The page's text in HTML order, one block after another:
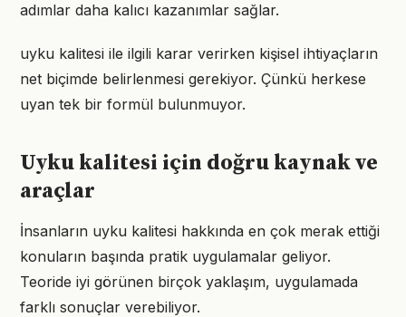
adımlar daha kalıcı kazanımlar sağlar.
uyku kalitesi ile ilgili karar verirken kişisel ihtiyaçların
net biçimde belirlenmesi gerekiyor. Çünkü herkese
uyan tek bir formül bulunmuyor.
Uyku kalitesi için doğru kaynak ve
araçlar
İnsanların uyku kalitesi hakkında en çok merak ettiği
konuların başında pratik uygulamalar geliyor.
Teoride iyi görünen birçok yaklaşım, uygulamada
farklı sonuçlar verebiliyor.